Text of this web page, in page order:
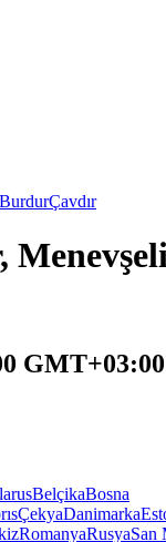
BurdurÇavdır
GMT+03:00
BelçikaBosna
ÇekyaDanimarka
RomanyaRusyaSan